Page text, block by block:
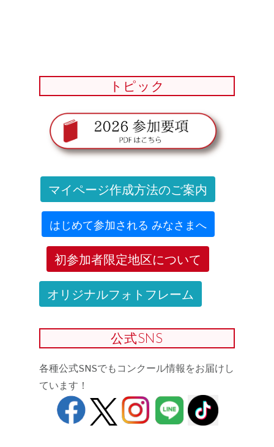
トピック
マイページ作成方法のご案内
はじめて参加される みなさまへ
初参加者限定地区について
オリジナルフォトフレーム
公式SNS
各種公式SNSでもコンクール情報をお届けし
ています！